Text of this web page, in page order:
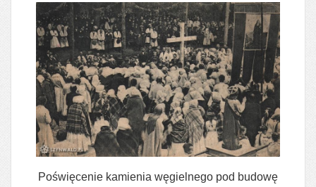
Poświęcenie kamienia węgielnego pod budowę